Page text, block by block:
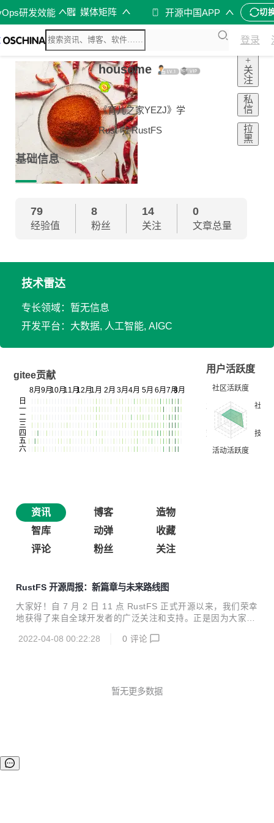
研发效能 媒体矩阵 开源中国APP 切
登录
houseme
《育儿之家YEZJ》学
Rust 啦 RustFS
+
关
注
私
信
拉
黑
基础信息
79
经验值
8
粉丝
14
关注
0
文章总量
技术雷达
专长领域：暂无信息
开发平台：大数据, 人工智能, AIGC
gitee贡献
用户活跃度
资讯 博客
造物
智库
动弹
收藏
评论
粉丝 关注
RustFS 开源周报：新篇章与未来路线图
大家好！自 7 月 2 日 11 点 RustFS 正式开源以来，我们荣幸
地获得了来自全球开发者的广泛关注和支持。正是因为大家的
全语言总榜。 连续 4 天高居 GitHub Rust 语言榜首位。 没有
宝贵的反馈。全世界优秀的工程师们在测试后向我们反馈： 虽
2022-04-08 00:22:28 0 评论
暂无更多数据